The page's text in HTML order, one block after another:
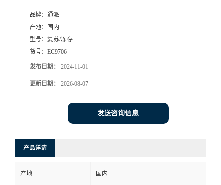
品牌： 通派
产地：
国内
型号： 复苏/冻存
货号： EC9706
发布日期： 2024-11-01
更新日期： 2026-08-07
发送咨询信息
产品详请
产地 国内